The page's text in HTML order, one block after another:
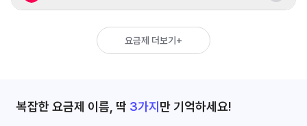
추가데이터 평생 20GB 제공
요금제 더보기+
복잡한 요금제 이름, 딱 3가지 만 기억하세요!